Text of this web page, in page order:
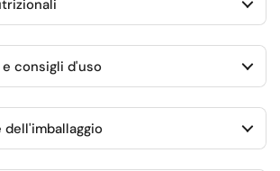
consigli d'uso